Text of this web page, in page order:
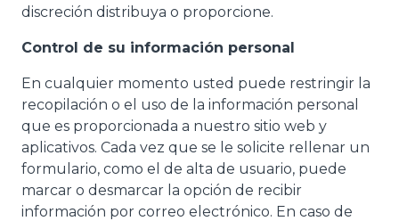
discreción distribuya o proporcione.
Control de su información personal
En cualquier momento usted puede restringir la
recopilación o el uso de la información personal
que es proporcionada a nuestro sitio web y
aplicativos. Cada vez que se le solicite rellenar un
formulario, como el de alta de usuario, puede
marcar o desmarcar la opción de recibir
información por correo electrónico. En caso de